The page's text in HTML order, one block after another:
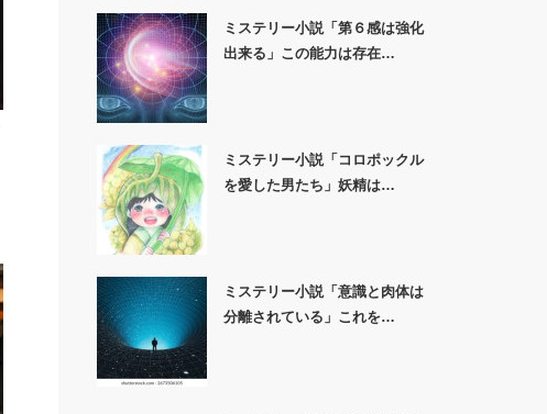
ミステリー小説「第６感は強化
出来る」この能力は存在…
ミステリー小説「コロポックル
を愛した男たち」妖精は…
ミステリー小説「意識と肉体は
分離されている」これを…